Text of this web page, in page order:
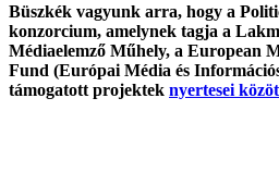
Büszkék vagyunk arra, hogy a
konzorcium, amelynek tagja a
Médiaelemző Műhely, a European
Fund (Európai Média és
támogatott projektek nyertesei